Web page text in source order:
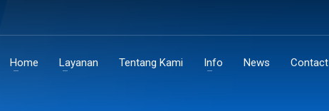
Home Layanan Tentang Kami Info News